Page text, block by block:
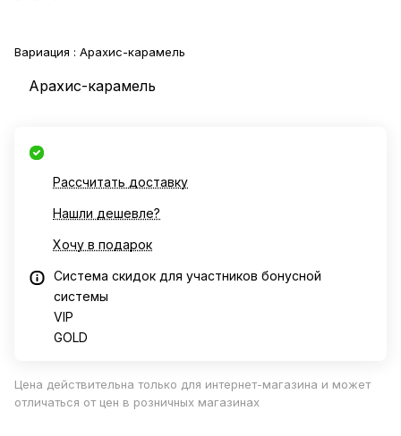
Вариация : Арахис-карамель
Арахис-карамель
Рассчитать доставку
Нашли дешевле?
Хочу в подарок
Система скидок для участников бонусной
системы
VIP
GOLD
Цена действительна только для интернет-магазина и может
отличаться от цен в розничных магазинах